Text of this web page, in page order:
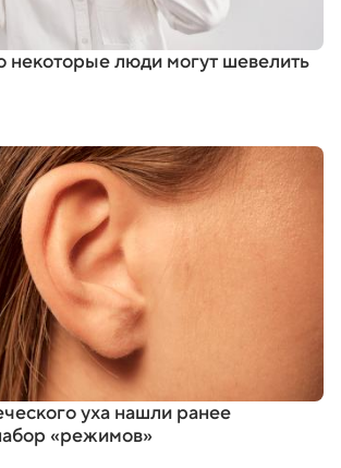
некоторые люди могут шевелить
уха нашли ранее
«режимов»